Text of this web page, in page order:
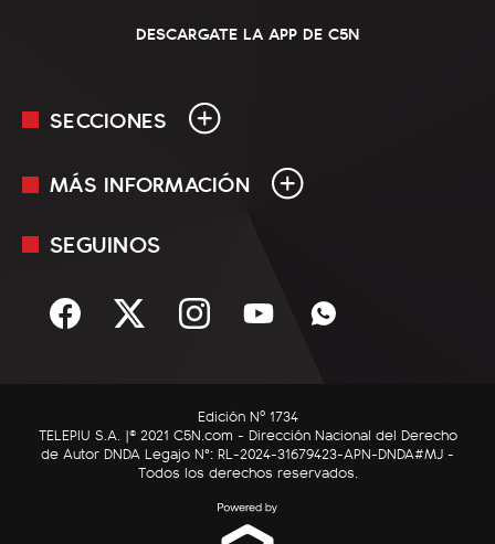
DESCARGATE LA APP DE C5N
SECCIONES
En Vivo
Sociedad
C5N Autos
RatingCero
MÁS INFORMACIÓN
Mediakit
Términos y condiciones
SEGUINOS
Edición Nº 1734
TELEPIU S.A. |© 2021 C5N.com - Dirección Nacional del Derecho
de Autor DNDA Legajo N°: RL-2024-31679423-APN-DNDA#MJ -
Todos los derechos reservados.